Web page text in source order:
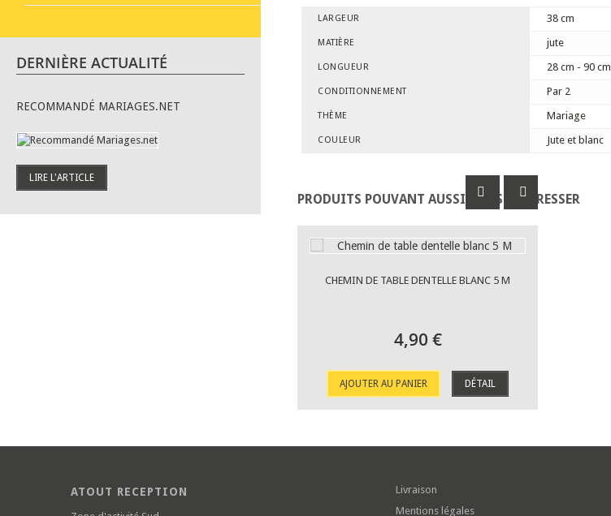
DERNIÈRE ACTUALITÉ
RECOMMANDÉ MARIAGES.NET
LIRE L'ARTICLE
LARGEUR 38 cm
MATIÈRE jute
LONGUEUR 28 cm - 90 cm
CONDITIONNEMENT Par 2
THÈME Mariage
COULEUR Jute et blanc
PRODUITS POUVANT AUSSI VOUS INTÉRESSER
CHEMIN DE TABLE DENTELLE BLANC 5 M
4,90 €
AJOUTER AU PANIER DÉTAIL
ATOUT RECEPTION
Livraison
Mentions légales